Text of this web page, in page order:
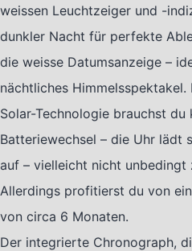
weissen Leuchtzeiger und -
dunkler Nacht für perfekte
die weisse Datumsanzeige –
nächtliches
Solar-Technologie brauchst du
Batteriewechsel – die Uhr lädt
auf – vielleicht nicht unbedingt
Allerdings profitierst du von
von circa 6 Monaten.
Der integrierte Chronograph,